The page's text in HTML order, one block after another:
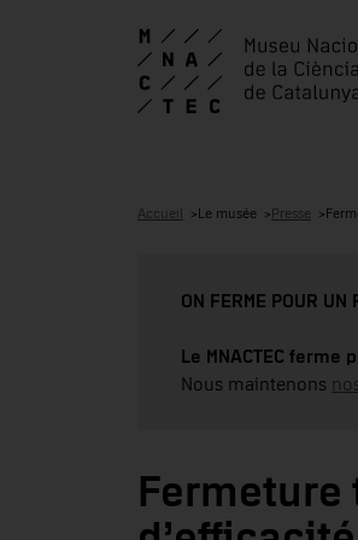
Accueil Le musée Presse
ON FERME POUR UN
Le MNACTEC
Nous maintenons